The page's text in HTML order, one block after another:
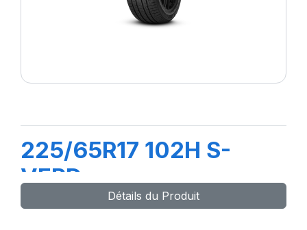
225/65R17 102H S-
VERD
Détails du Produit